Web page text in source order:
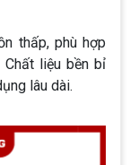
thấp, phù hợp
liệu bền bỉ
lâu dài.